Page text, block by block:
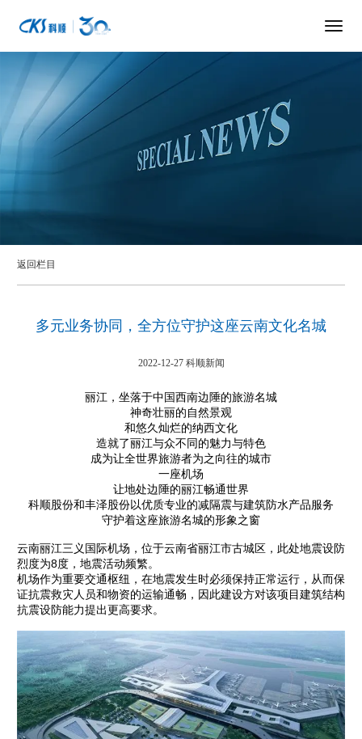
返回栏目
多元业务协同，全方位守护这座云南文化名城
2022-12-27 科顺新闻
丽江，坐落于中国西南边陲的旅游名城
神奇壮丽的自然景观
和悠久灿烂的纳西文化
造就了丽江与众不同的魅力与特色
成为让全世界旅游者为之向往的城市
一座机场
让地处边陲的丽江畅通世界
科顺股份和丰泽股份以优质专业的减隔震与建筑防水产品服务
守护着这座旅游名城的形象之窗
云南丽江三义国际机场，位于云南省丽江市古城区，此处地震设防
烈度为8度，地震活动频繁。
机场作为重要交通枢纽，在地震发生时必须保持正常运行，从而保
证抗震救灾人员和物资的运输通畅，因此建设方对该项目建筑结构
抗震设防能力提出更高要求。